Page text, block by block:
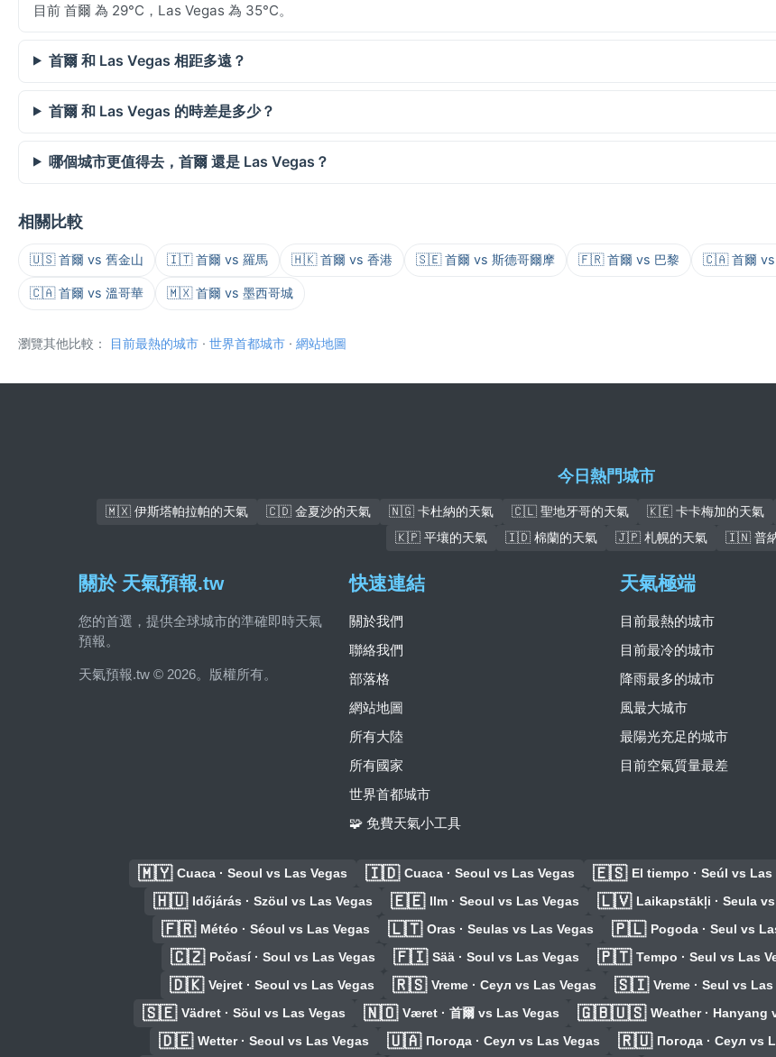
目前 首爾 為 29°C，Las Vegas 為 35°C。
首爾 和 Las Vegas 相距多遠？
首爾 和 Las Vegas 的時差是多少？
哪個城市更值得去，首爾 還是 Las Vegas？
相關比較
🇺🇸 首爾 vs 舊金山 🇮🇹 首爾 vs 羅馬 🇭🇰 首爾 vs 香港 🇸🇪 首爾 vs 斯德哥爾摩 🇫🇷 首爾 vs 巴黎 🇨🇦 首爾 vs
🇨🇦 首爾 vs 溫哥華 🇲🇽 首爾 vs 墨西哥城
瀏覽其他比較： 目前最熱的城市 · 世界首都城市 · 網站地圖
今日熱門城市
🇲🇽 伊斯塔帕拉帕的天氣 🇨🇩 金夏沙的天氣 🇳🇬 卡杜納的天氣 🇨🇱 聖地牙哥的天氣 🇰🇪 卡卡梅加的天氣
🇰🇵 平壤的天氣
🇮🇩 棉蘭的天氣 🇯🇵 札幌的天氣 🇮🇳 普
關於 天氣預報.tw
您的首選，提供全球城市的準確即時天氣
預報。
天氣預報.tw © 2026。版權所有。
快速連結
關於我們
聯絡我們
部落格
網站地圖
所有大陸
所有國家
世界首都城市
🧩 免費天氣小工具
天氣極端
目前最熱的城市
目前最冷的城市
降雨最多的城市
風最大城市
最陽光充足的城市
目前空氣質量最差
🇲🇾 Cuaca · Seoul vs Las Vegas 🇮🇩 Cuaca · Seoul vs Las Vegas 🇪🇸 El tiempo · Seúl vs Las
🇭🇺 Időjárás · Szöul vs Las Vegas 🇪🇪 Ilm · Seoul vs Las Vegas 🇱🇻 Laikapstākļi · Seula
🇫🇷 Météo · Séoul vs Las Vegas 🇱🇹 Oras · Seulas vs Las Vegas 🇵🇱 Pogoda · Seul vs
🇨🇿 Počasí · Soul vs Las Vegas 🇫🇮 Sää · Soul vs Las Vegas 🇵🇹 Tempo · Seul vs Las
🇩🇰 Vejret · Seoul vs Las Vegas 🇷🇸 Vreme · Сеул vs Las Vegas 🇸🇮 Vreme · Seul vs Las
🇸🇪 Vädret · Söul vs Las Vegas 🇳🇴 Været · 首爾 vs Las Vegas 🇬🇧🇺🇸 Weather · Hanyang
🇩🇪 Wetter · Seoul vs Las Vegas 🇺🇦 Погода · Сеул vs Las Vegas 🇷🇺 Погода · Сеул vs